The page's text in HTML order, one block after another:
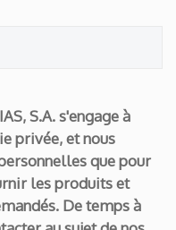
S.A. s'engage à
privée, et nous
que pour
les produits et
De temps à